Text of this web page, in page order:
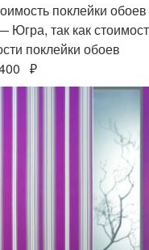
поклейки
так как
поклейки обоев
400 ₽